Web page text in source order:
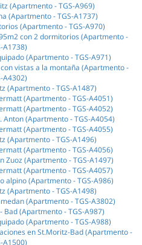
(Apartmento - TGS-A969)
(Apartmento - TGS-A1737)
(Apartmento - TGS-A970)
con 2 dormitorios (Apartmento -
A1738)
(Apartmento - TGS-A971)
vistas a la montaña (Apartmento -
A4302)
(Apartmento - TGS-A1487)
(Apartmento - TGS-A4051)
(Apartmento - TGS-A4052)
(Apartmento - TGS-A4054)
(Apartmento - TGS-A4055)
(Apartmento - TGS-A1496)
(Apartmento - TGS-A4056)
Zuoz (Apartmento - TGS-A1497)
(Apartmento - TGS-A4057)
alpino (Apartmento - TGS-A986)
(Apartmento - TGS-A1498)
(Apartmento - TGS-A3802)
(Apartmento - TGS-A987)
(Apartmento - TGS-A988)
en St.Moritz-Bad (Apartmento -
A1500)